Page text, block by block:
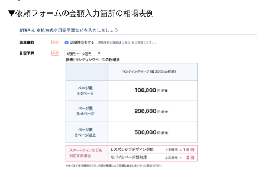
▼依頼フォームの金額入力箇所の相場表例